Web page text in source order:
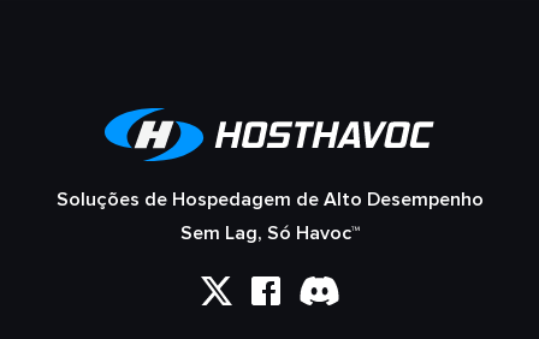
Soluções de Hospedagem de Alto Desempenho
Sem Lag, Só Havoc™